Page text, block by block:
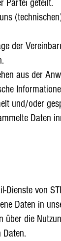
Partei geteilt.
der
aus der
und/oder
Daten
Dienste von
Daten in
über die
Daten.